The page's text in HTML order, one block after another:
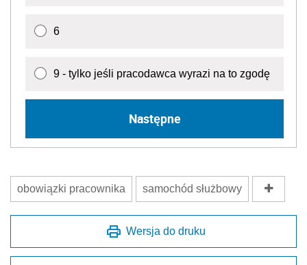
6
9 - tylko jeśli pracodawca wyrazi na to zgodę
Następne
obowiązki pracownika samochód służbowy
Wersja do druku